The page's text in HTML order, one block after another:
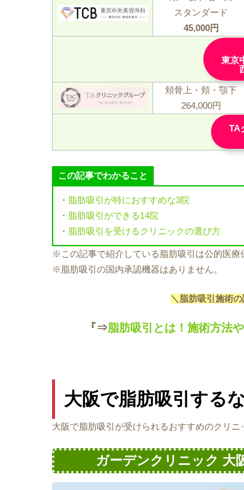
スタンダード
45,000円
東京
頬骨上・頬・顎下
264,000円
TA
この記事でわかること
・ 脂肪吸引が特におすすめな3院
・ 脂肪吸引ができる14院
・ 脂肪吸引を受けるクリニックの選び方
※この記事で紹介している脂肪吸引は公的医療
※脂肪吸引の国内承認機器はありません。
＼脂肪吸引施術
『⇒脂肪吸引とは！施術方法
大阪で脂肪吸引する
大阪で脂肪吸引が受けられるおすすめのクリニ
ガーデンクリニック 大